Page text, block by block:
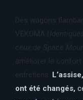
Des wagons
VEKOMA (
ceux de Space
améliorer le
entretiens.
ont été changés,